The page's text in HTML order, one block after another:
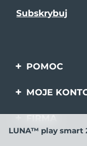
POMOC
Kontakt
Gwarancja &
MOJE
Rejestracja
Pomoc
FIRMA
O nas
LUNA™ play smart